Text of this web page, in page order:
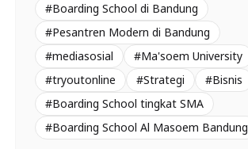
#Boarding School di Bandung
#Pesantren Modern di Bandung
#mediasosial
#Ma'soem University
#tryoutonline
#Strategi
#Bisnis
#Boarding School tingkat SMA
#Boarding School Al Masoem Bandung